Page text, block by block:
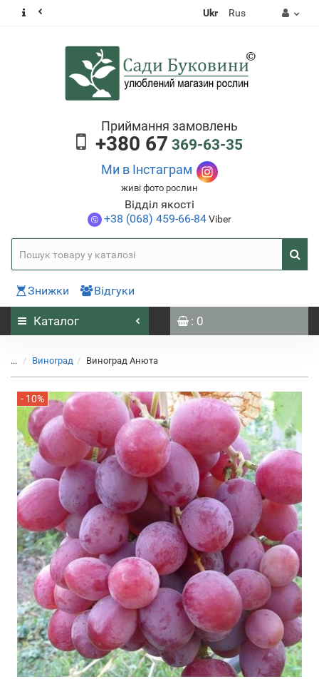
Ukr Rus
Приймання замовлень
+380 67 369-63-35
Ми в Інстаграм
живі фото рослин
Відділ якості
+38 (068) 459-66-84Viber
Знижки Відгуки
Каталог : 0
... Виноград Виноград Анюта
- 10%